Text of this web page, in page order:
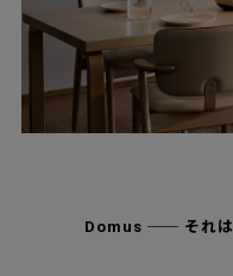
Domus ── それは